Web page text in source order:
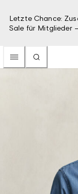
Letzte Chance:
Sale für Mitglieder –